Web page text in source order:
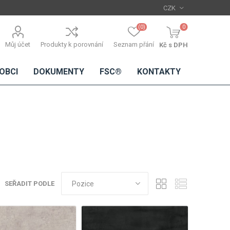
Můj účet Produkty k porovnání Seznam přání
(0) 0
Kč s DPH
Lamináty s
DOKUMENTY FSC® KONTAKTY
SEŘADIT PODLE